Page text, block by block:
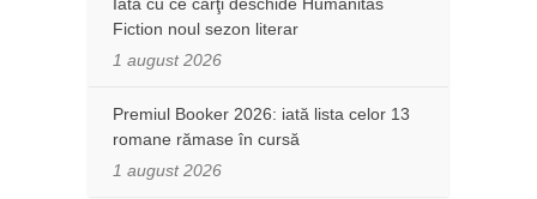
Fiction noul sezon literar
1 august 2026
Premiul Booker 2026: iată lista celor 13
romane rămase în cursă
1 august 2026